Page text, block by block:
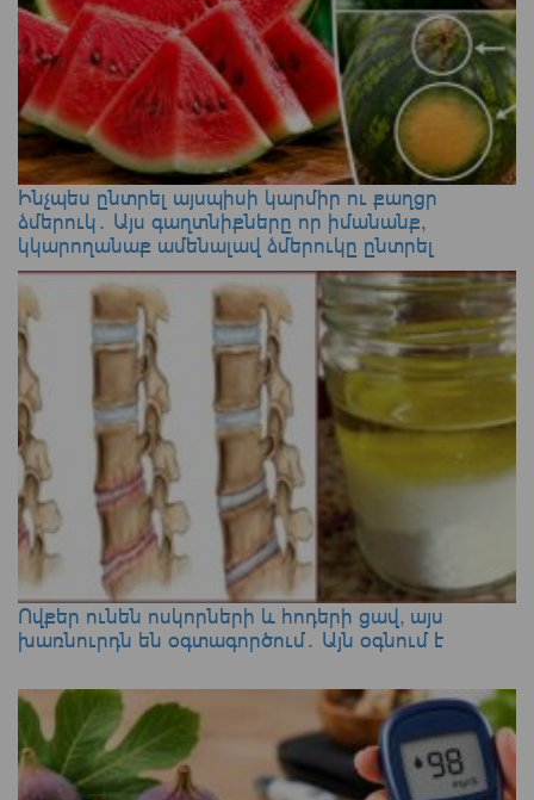
Ինչպես ընտրել այսպիսի կարմիր ու քաղցր
ձմերուկ․ Այս գաղտնիքները որ իմանանք,
կկարողանաք ամենալավ ձմերուկը ընտրել
Ովքեր ունեն ոսկորների և հոդերի ցավ, այս
խառնուրդն են օգտագործում․ Այն օգնում է